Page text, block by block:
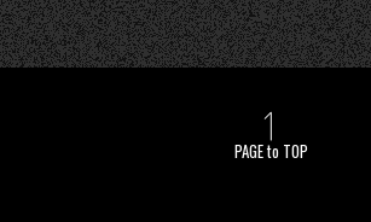
PAGE to TOP